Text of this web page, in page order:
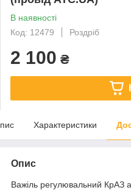
В наявності
Код: 12479
Роздріб
2 100 ₴
Характеристики
Опис
Важіль регулювальний КрАЗ